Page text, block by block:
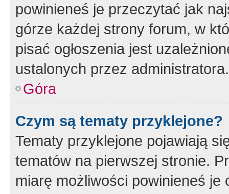
powinieneś je przeczytać jak
górze każdej strony forum, w
pisać ogłoszenia jest
ustalonych przez administratora.
Góra
Czym są tematy przyklejone?
Tematy przyklejone pojawiają
tematów na pierwszej stronie.
miarę możliwości powinieneś je